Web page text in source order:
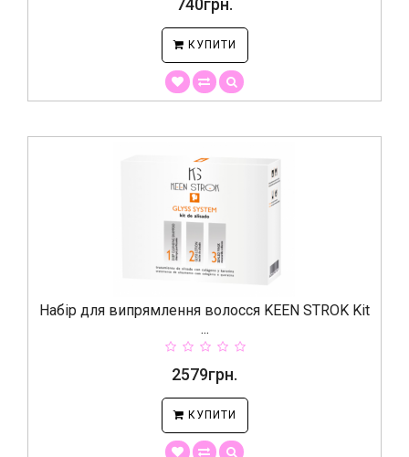
740грн.
КУПИТИ
Набір для випрямлення волосся KEEN STROK Kit
...
2579грн.
КУПИТИ